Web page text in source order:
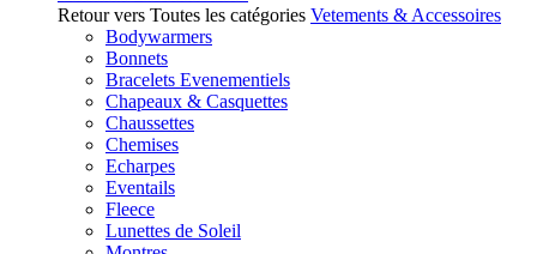
Retour vers Toutes les catégories Vetements & Accessoires
Bodywarmers
Bonnets
Bracelets Evenementiels
Chapeaux & Casquettes
Chaussettes
Chemises
Echarpes
Eventails
Fleece
Lunettes de Soleil